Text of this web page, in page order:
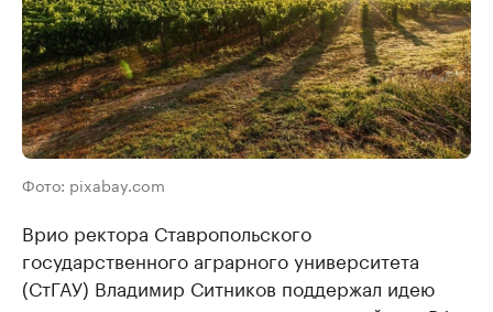
Фото: pixabay.com
Врио ректора Ставропольского
государственного аграрного университета
(СтГАУ) Владимир Ситников поддержал идею